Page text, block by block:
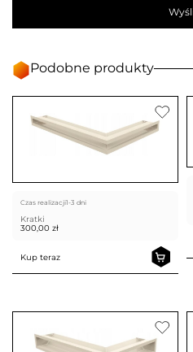
Podobne produkty
Czas realizacji1-3 dni
Kratki
300,00 zł
Kup teraz